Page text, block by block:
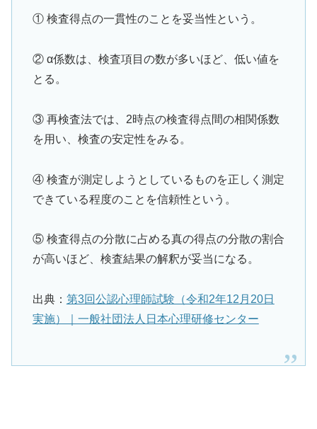
① 検査得点の一貫性のことを妥当性という。
② α係数は、検査項目の数が多いほど、低い値を
とる。
③ 再検査法では、2時点の検査得点間の相関係数
を用い、検査の安定性をみる。
④ 検査が測定しようとしているものを正しく測定
できている程度のことを信頼性という。
⑤ 検査得点の分散に占める真の得点の分散の割合
が高いほど、検査結果の解釈が妥当になる。
出典： 第3回公認心理師試験（令和2年12月20日
実施）｜一般社団法人日本心理研修センター